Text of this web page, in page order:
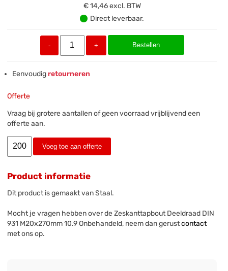
€ 14,46excl. BTW
Direct leverbaar.
- + Bestellen
Eenvoudigretourneren
Offerte
Vraag bij grotere aantallen of geen voorraad vrijblijvend een
offerte aan.
Voeg toe aan offerte
Product informatie
Dit product is gemaakt van Staal.
Mocht je vragen hebben over de Zeskanttapbout Deeldraad DIN
931 M20x270mm 10.9 Onbehandeld, neem dan gerustcontact
met ons op.